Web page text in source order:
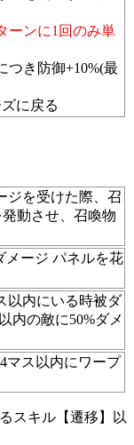
ーンに1回のみ単
つき防御+10%(最
に戻る
ジを受けた際、召
動させ、召喚物
メージ パネルを花
以内にいる時被ダ
内の敵に50%ダメ
マス以内にワープ
スキル【遷移】以